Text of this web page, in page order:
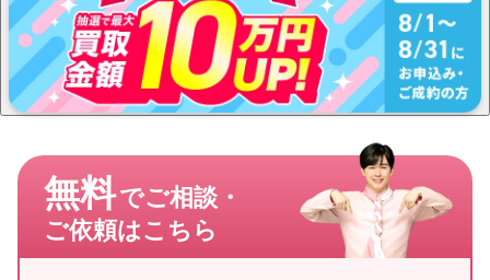
無料でご相談・
ご依頼はこちら